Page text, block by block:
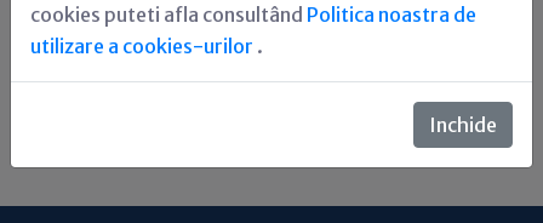
cookies puteti afla consultând Politica noastra de
utilizare a cookies-urilor .
Inchide